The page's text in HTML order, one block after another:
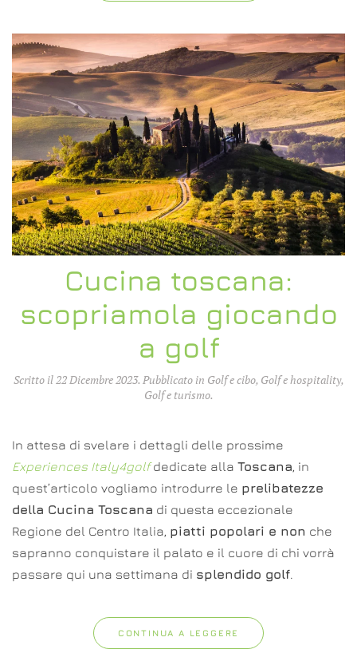
Cucina toscana:
scopriamola giocando
a golf
Scritto il22 Dicembre 2023. Pubblicato in Golf e cibo, Golf e hospitality,
Golf e turismo.
In attesa di svelare i dettagli delle prossime
Experiences Italy4golfdedicate alla Toscana, in
quest’articolo vogliamo introdurre le prelibatezze
della Cucina Toscana di questa eccezionale
Regione del Centro Italia, piatti popolari e non che
sapranno conquistare il palato e il cuore di chi vorrà
passare qui una settimana di splendido golf.
CONTINUA A LEGGERE